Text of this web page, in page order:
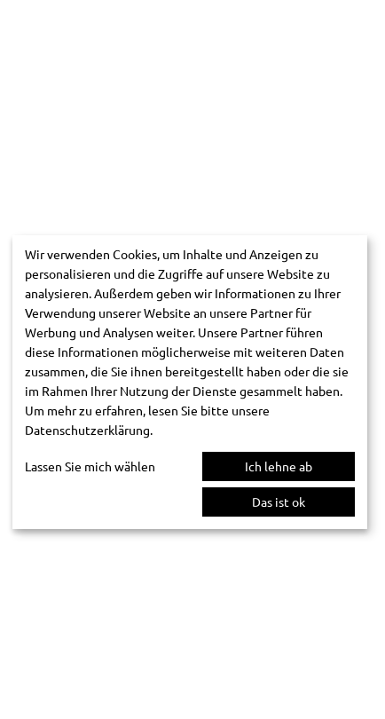
Wir verwenden Cookies, um Inhalte und Anzeigen zu
personalisieren und die Zugriffe auf unsere Website zu
analysieren. Außerdem geben wir Informationen zu Ihrer
Verwendung unserer Website an unsere Partner für
Werbung und Analysen weiter. Unsere Partner führen
diese Informationen möglicherweise mit weiteren Daten
zusammen, die Sie ihnen bereitgestellt haben oder die sie
im Rahmen Ihrer Nutzung der Dienste gesammelt haben.
Um mehr zu erfahren, lesen Sie bitte unsere
Datenschutzerklärung.
Lassen Sie mich wählen Ich lehne ab
Das ist ok